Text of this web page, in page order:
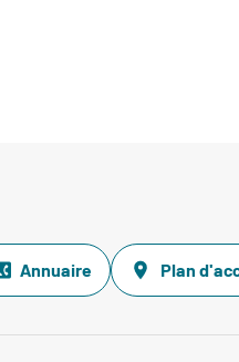
Annuaire Plan